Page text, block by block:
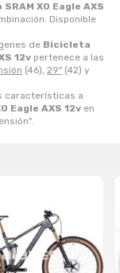
X0 Eagle AXS
Disponible
de Bicicleta
12v pertenece a las
(46), 29" (42) y
características a
Eagle AXS 12v en